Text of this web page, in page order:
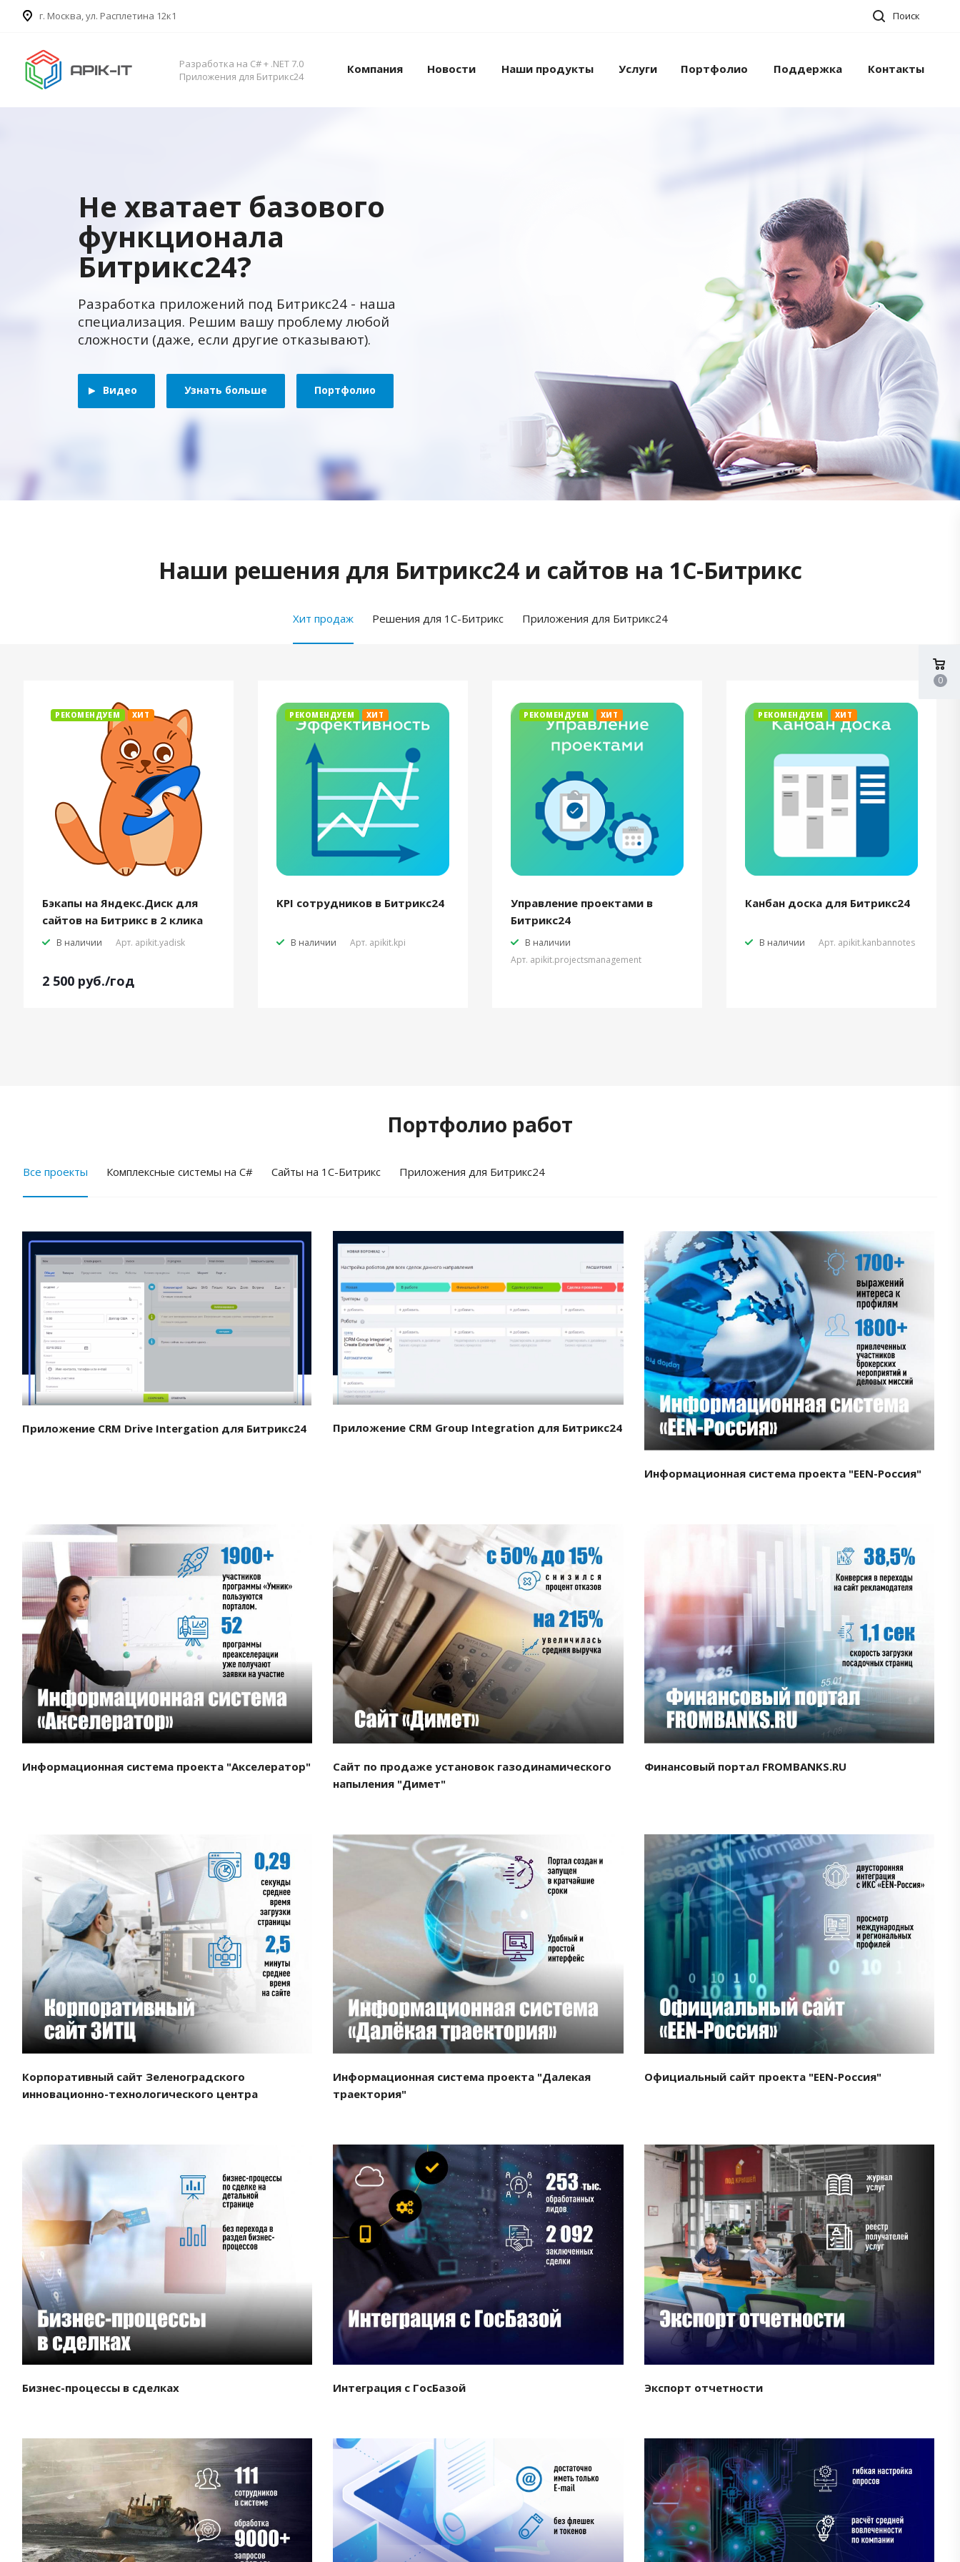
​г. Москва, ул. Расплетина 12к1 Поиск
Разработка на C# + .NET 7.0
Приложения для Битрикс24
Компания Новости Наши продукты Услуги Портфолио Поддержка Контакты
Не хватает базового
функционала
Битрикс24?
Разработка приложений под Битрикс24 - наша
специализация. Решим вашу проблему любой
сложности (даже, если другие отказывают).
Видео Узнать больше Портфолио
Наши решения для Битрикс24 и сайтов на 1С-Битрикс
Хит продаж Решения для 1С-Битрикс Приложения для Битрикс24
РЕКОМЕНДУЕМ ХИТ
Бэкапы на Яндекс.Диск для
сайтов на Битрикс в 2 клика
В наличии Арт. apikit.yadisk
2 500 руб./год
РЕКОМЕНДУЕМ ХИТ
KPI сотрудников в Битрикс24
В наличии Арт. apikit.kpi
РЕКОМЕНДУЕМ ХИТ
Управление проектами в
Битрикс24
В наличии
Арт. apikit.projectsmanagement
РЕКОМЕНДУЕМ ХИТ
Канбан доска для Битрикс24
В наличии Арт. apikit.kanbannotes
Портфолио работ
Все проекты Комплексные системы на C# Cайты на 1С-Битрикс Приложения для Битрикс24
Смотреть проект
Приложение CRM Drive Intergation для Битрикс24 Приложение CRM Group Integration для Битрикс24
Смотреть проект
Информационная система проекта "EEN-Россия"
Смотреть проект
Информационная система проекта "Акселератор"
Смотреть проект
Сайт по продаже установок газодинамического
напыления "Димет"
Смотреть проект
Финансовый портал FROMBANKS.RU
Смотреть проект
Корпоративный сайт Зеленоградского
инновационно-технологического центра
Смотреть проект
Информационная система проекта "Далекая
траектория"
Смотреть проект
Официальный сайт проекта "EEN-Россия"
Бизнес-процессы в сделках
Смотреть проект
Интеграция с ГосБазой
Смотреть проект
Экспорт отчетности
Смотреть проект Смотреть проект Смотреть проект
0